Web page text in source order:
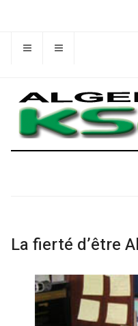
La fierté d’être